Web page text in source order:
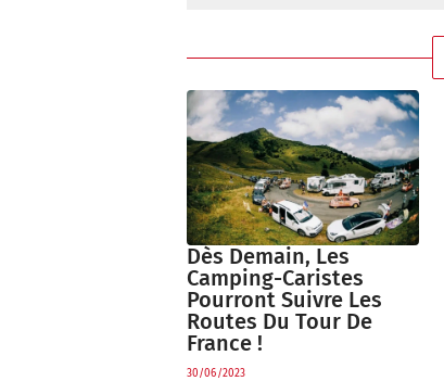
Dès Demain, Les
Camping-Caristes
Pourront Suivre Les
Routes Du Tour De
France !
30/06/2023